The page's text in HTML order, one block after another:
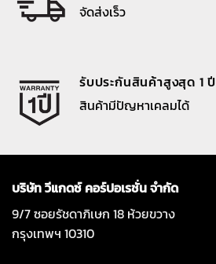
จัดส่งเร็ว
รับประกันสินค้าสูงสุด 1 ปี
สินค้ามีปัญหาเคลมได้
บริษัท วีแกดซ์ คอร์ปอเรชั่น จำกัด
9/7 ซอยรัชดาภิเษก 18 ห้วยขวาง
กรุงเทพฯ 10310